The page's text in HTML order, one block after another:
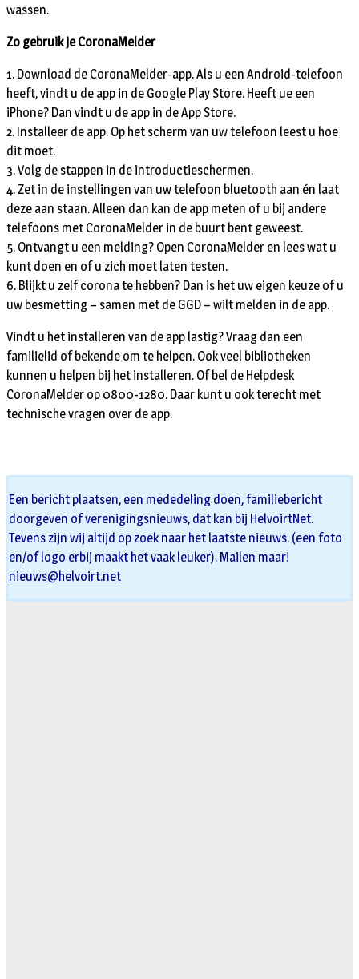
wassen.
Zo gebruik je CoronaMelder
1. Download de CoronaMelder-app. Als u een Android-telefoon
heeft, vindt u de app in de Google Play Store. Heeft ue een
iPhone? Dan vindt u de app in de App Store.
2. Installeer de app. Op het scherm van uw telefoon leest u hoe
dit moet.
3. Volg de stappen in de introductieschermen.
4. Zet in de instellingen van uw telefoon bluetooth aan én laat
deze aan staan. Alleen dan kan de app meten of u bij andere
telefoons met CoronaMelder in de buurt bent geweest.
5. Ontvangt u een melding? Open CoronaMelder en lees wat u
kunt doen en of u zich moet laten testen.
6. Blijkt u zelf corona te hebben? Dan is het uw eigen keuze of u
uw besmetting – samen met de GGD – wilt melden in de app.
Vindt u het installeren van de app lastig? Vraag dan een
familielid of bekende om te helpen. Ook veel bibliotheken
kunnen u helpen bij het installeren. Of bel de Helpdesk
CoronaMelder op 0800-1280. Daar kunt u ook terecht met
technische vragen over de app.
Een bericht plaatsen, een mededeling doen, familiebericht
doorgeven of verenigingsnieuws, dat kan bij HelvoirtNet.
Tevens zijn wij altijd op zoek naar het laatste nieuws. (een foto
en/of logo erbij maakt het vaak leuker). Mailen maar!
nieuws@helvoirt.net